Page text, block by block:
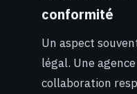
conformité
Un aspect
légal. Une
collaboration